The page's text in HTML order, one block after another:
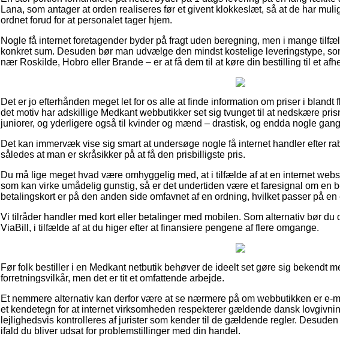
Lana, som antager at orden realiseres før et givent klokkeslæt, så at de har
ordnet forud for at personalet tager hjem.
Nogle få internet foretagender byder på fragt uden beregning, men i mange
konkret sum. Desuden bør man udvælge den mindst kostelige leveringstype,
nær Roskilde, Hobro eller Brande – er at få dem til at køre din bestilling til et
Det er jo efterhånden meget let for os alle at finde information om priser i blandt
det motiv har adskillige Medkant webbutikker set sig tvunget til at nedskære
juniorer, og yderligere også til kvinder og mænd – drastisk, og endda nogle
Det kan immervæk vise sig smart at undersøge nogle få internet handler efter
således at man er skråsikker på at få den prisbilligste pris.
Du må lige meget hvad være omhyggelig med, at i tilfælde af at en internet
som kan virke umådelig gunstig, så er det undertiden være et faresignal om en
betalingskort er på den anden side omfavnet af en ordning, hvilket passer på
Vi tilråder handler med kort eller betalinger med mobilen. Som alternativ bør du
ViaBill, i tilfælde af at du higer efter at finansiere pengene af flere omgange.
Før folk bestiller i en Medkant netbutik behøver de ideelt set gøre sig bekendt
forretningsvilkår, men det er tit et omfattende arbejde.
Et nemmere alternativ kan derfor være at se nærmere på om webbutikken er
et kendetegn for at internet virksomheden respekterer gældende dansk
lejlighedsvis kontrolleres af jurister som kender til de gældende regler.
ifald du bliver udsat for problemstillinger med din handel.